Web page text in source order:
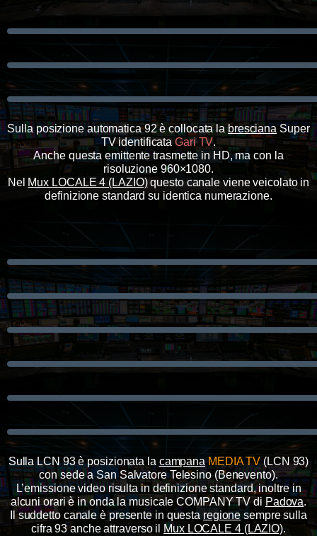
Sulla posizione automatica 92 è collocata labrescianaSuper
TV identificataGari TV.
Anche questa emittente trasmette in HD, ma con la
risoluzione 960×1080.
Nel Mux LOCALE 4 (LAZIO)questo canale viene veicolato in
definizione standard su identica numerazione.
Sulla LCN 93 è posizionata a campana MEDIA TV(LCN 93)
con sede a San Salvatore Telesino (Benevento).
L’emissione video risulta in definizione standard, inoltre in
alcuni orari è in onda la musicale COMPANY TV di Padova.
Il suddetto canale è presente in questa regione sempre sulla
cifra 93 anche attraverso il
Mux LOCALE 4 (LAZIO).